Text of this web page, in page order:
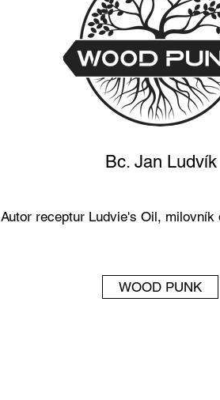
Bc. Jan Ludvík
Autor receptur Ludvie's Oil, milovník
WOOD PUNK